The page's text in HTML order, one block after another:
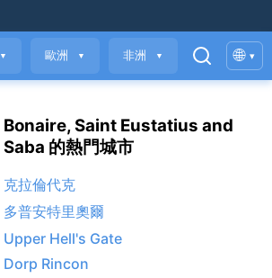
▼ 歐洲 ▼ 非洲 ▼ 🌐 ▾
Bonaire, Saint Eustatius and
Saba 的熱門城市
克拉倫代克
多普安特里奧爾
Upper Hell's Gate
Dorp Rincon